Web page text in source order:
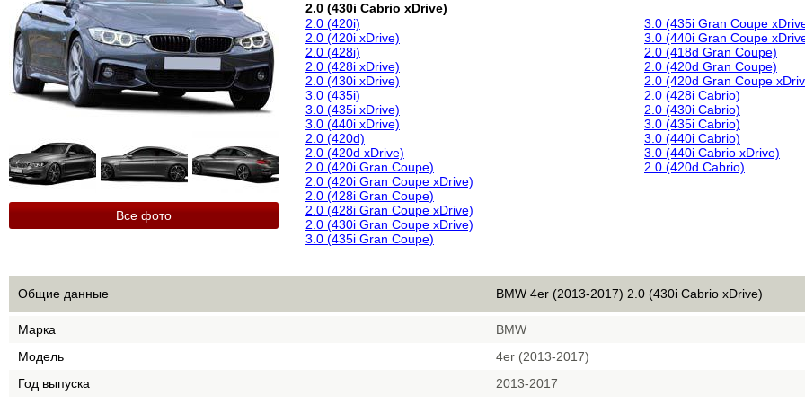
Все фото
2.0 (430i Cabrio xDrive)
2.0 (420i)
2.0 (420i xDrive)
2.0 (428i)
2.0 (428i xDrive)
2.0 (430i xDrive)
3.0 (435i)
3.0 (435i xDrive)
3.0 (440i xDrive)
2.0 (420d)
2.0 (420d xDrive)
2.0 (420i Gran Coupe)
2.0 (420i Gran Coupe xDrive)
2.0 (428i Gran Coupe)
2.0 (428i Gran Coupe xDrive)
2.0 (430i Gran Coupe xDrive)
3.0 (435i Gran Coupe)
3.0 (435i Gran Coupe
3.0 (440i Gran Coupe
2.0 (418d Gran Coupe)
2.0 (420d Gran Coupe)
2.0 (420d Gran Coupe
2.0 (428i Cabrio)
2.0 (430i Cabrio)
3.0 (435i Cabrio)
3.0 (440i Cabrio)
3.0 (440i Cabrio xDrive)
2.0 (420d Cabrio)
Общие данные BMW 4er (2013-2017) 2.0 (430i Cabrio xDrive)
Марка
BMW
Модель
4er (2013-2017)
Год выпуска
2013-2017